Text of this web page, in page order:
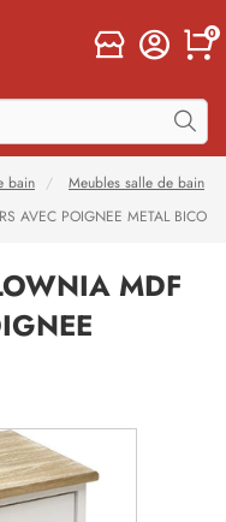
0
bain
Meubles salle de bain
AVEC POIGNEE METAL BICO
MDF